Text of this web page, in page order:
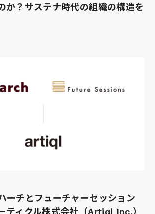
か？サステナ時代の組織の構造を
ーチとフューチャーセッション
ティクル株式会社（Artiql Inc.）